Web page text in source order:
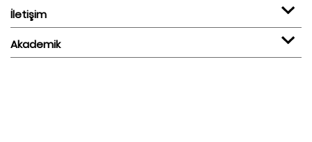
İletişim
Akademik